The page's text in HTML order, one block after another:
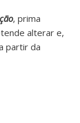
, prima
alterar e,
partir da